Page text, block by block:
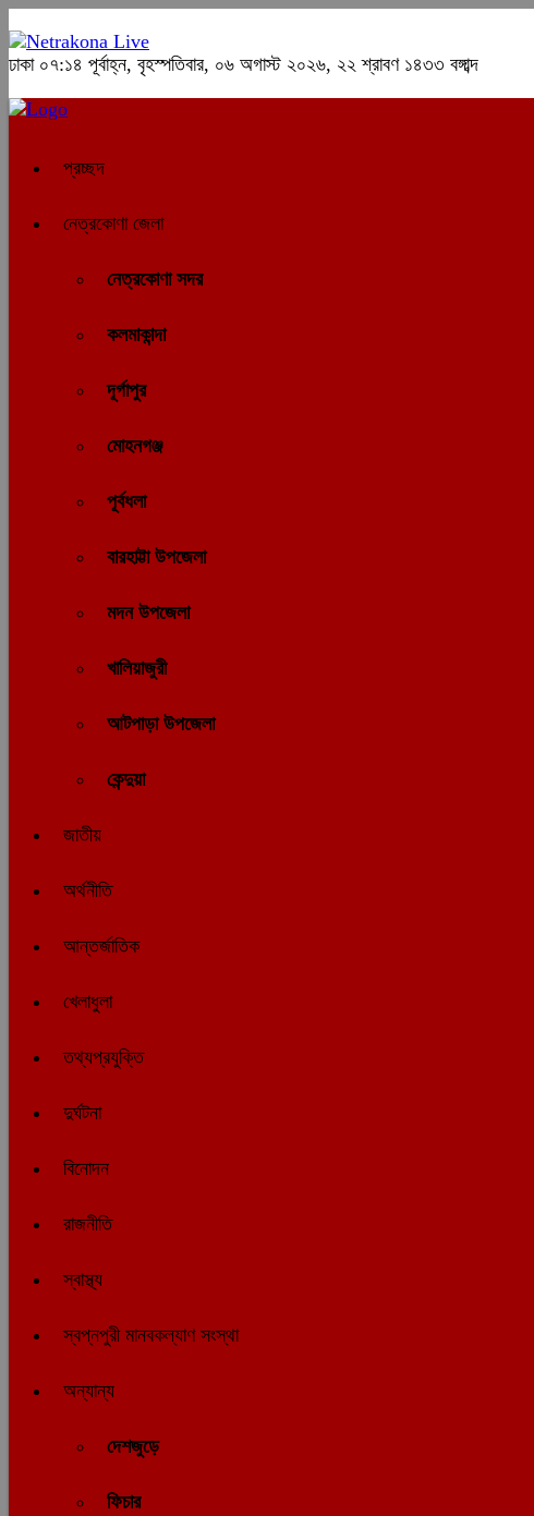
ঢাকা ০৭:১৪ পূর্বাহ্ন, বৃহস্পতিবার, ০৬ অগাস্ট ২০২৬, ২২ শ্রাবণ ১৪৩৩ বঙ্গাব্দ
প্রচ্ছদ
নেত্রকোণা জেলা
নেত্রকোণা সদর
কলমাকান্দা
দূর্গাপুর
মোহনগঞ্জ
পূর্বধলা
বারহাট্টা উপজেলা
মদন উপজেলা
খালিয়াজুরী
আটপাড়া উপজেলা
কেন্দুয়া
জাতীয়
অর্থনীতি
আন্তর্জাতিক
খেলাধুলা
তথ্যপ্রযুক্তি
দুর্ঘটনা
বিনোদন
রাজনীতি
স্বাস্থ্য
স্বপ্নপুরী মানবকল্যাণ সংস্থা
অন্যান্য
দেশজুড়ে
ফিচার